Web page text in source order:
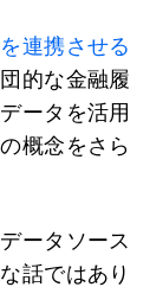
連携させる
的な金融履
ータを活用
概念をさら
ータソース
話ではあり